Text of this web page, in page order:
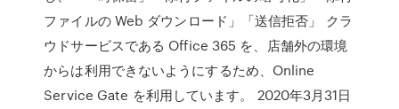
ファイルの Web ダウンロード」「送信拒否」 クラ
ウドサービスである Office 365 を、店舗外の環境
からは利用できないようにするため、Online
Service Gate を利用しています。 2020年3月31日